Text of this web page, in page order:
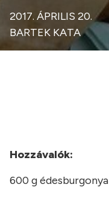
2017. ÁPRILIS 20.
BARTEK KATA
Hozzávalók:
600 g édesburgonya